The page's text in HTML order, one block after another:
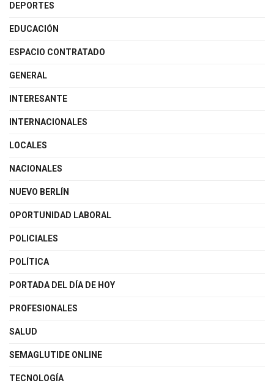
DEPORTES
EDUCACIÓN
ESPACIO CONTRATADO
GENERAL
INTERESANTE
INTERNACIONALES
LOCALES
NACIONALES
NUEVO BERLÍN
OPORTUNIDAD LABORAL
POLICIALES
POLÍTICA
PORTADA DEL DÍA DE HOY
PROFESIONALES
SALUD
SEMAGLUTIDE ONLINE
TECNOLOGÍA